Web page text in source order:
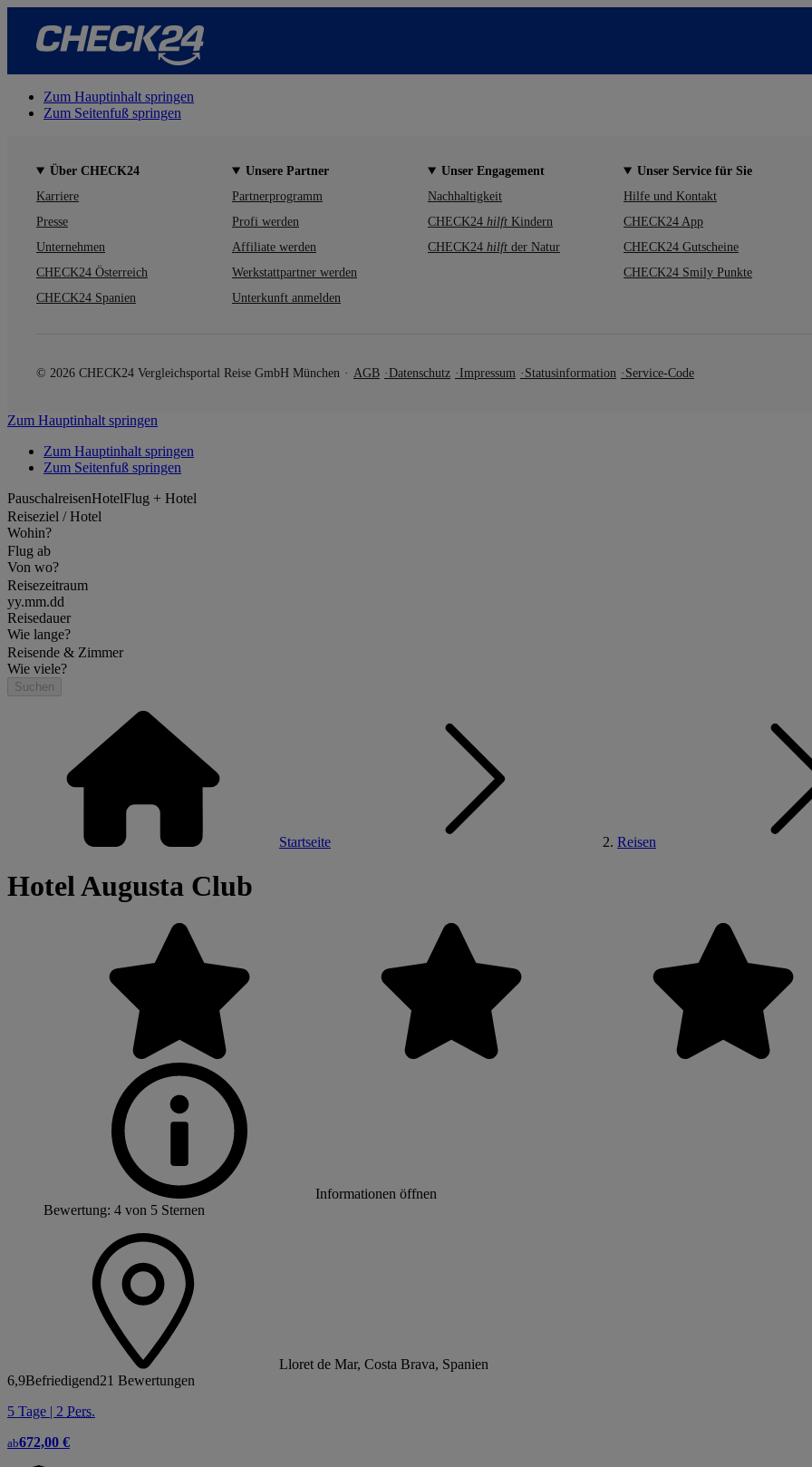
Zum Hauptinhalt springen
Zum Seitenfuß springen
Über CHECK24
Karriere
Presse
Unternehmen
CHECK24 Österreich
CHECK24 Spanien
Unsere Partner
Partnerprogramm
Profi werden
Affiliate werden
Werkstattpartner werden
Unterkunft anmelden
Unser Engagement
Nachhaltigkeit
CHECK24 hilft Kindern
CHECK24 hilft der Natur
Unser Service für Sie
Hilfe und Kontakt
CHECK24 App
CHECK24 Gutscheine
CHECK24 Smily Punkte
© 2026 CHECK24 Vergleichsportal Reise GmbH München AGB Datenschutz Impressum Statusinformation Service-Code
Zum Hauptinhalt springen
Zum Hauptinhalt springen
Zum Seitenfuß springen
PauschalreisenHotelFlug + Hotel
Reiseziel / Hotel
Wohin?
Flug ab
Von wo?
Reisezeitraum
yy.mm.dd
Reisedauer
Wie lange?
Reisende & Zimmer
Wie viele?
Suchen
Startseite Reisen
Hotel Augusta Club
Informationen öffnen
Bewertung: 4 von 5 Sternen
Lloret de Mar, Costa Brava, Spanien
6,9Befriedigend21 Bewertungen
5 Tage | 2 Pers.
ab672,00 €